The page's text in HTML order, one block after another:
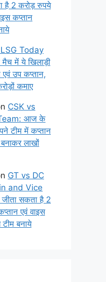
है 2 करोड़ रुपये
कप्तान
Today
में ये खिलाड़ी
उप कप्तान,
कमाए
CSK vs
आज के
टीम में कप्तान
लाखों
GT vs DC
and Vice
सकता है 2
एवं वाइस
बनाये